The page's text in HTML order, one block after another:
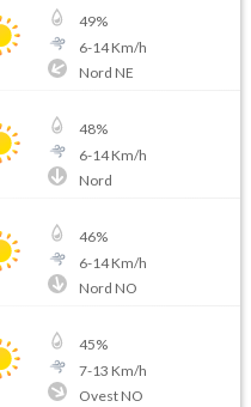
49%
6-14Km/h
Nord NE
48%
6-14Km/h
Nord
46%
6-14Km/h
Nord NO
45%
7-13 Km/h
Ovest NO